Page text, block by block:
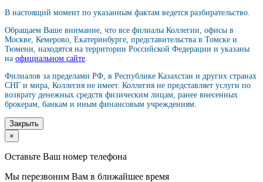
В настоящий момент по указанным фактам ведется разбирательство.
Обращаем Ваше внимание, что все филиалы Коллегии, офисы в
Москве, Кемерово, Екатеринбурге, представительства в Томске и
Тюмени, находятся на территории Российской Федерации и указаны
на официальном сайте
Филиалов за пределами РФ, в Республике Казахстан и других странах
СНГ и мира, Коллегия не имеет. Коллегия не представляет услуги по
возврату денежных средств физическим лицам, ранее внесенных
брокерам, банкам и иным финансовым учреждениям.
Закрыть
×
Оставьте Ваш номер телефона
Мы перезвоним Вам в ближайшее время